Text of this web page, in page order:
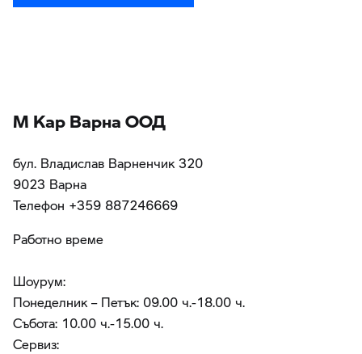
М Кар Варна ООД
бул. Владислав Варненчик 320
9023 Варна
Teлефон +359 887246669
Работно време
Шоурум:
Понеделник – Петък: 09.00 ч.-18.00 ч.
Събота: 10.00 ч.-15.00 ч.
Сервиз: